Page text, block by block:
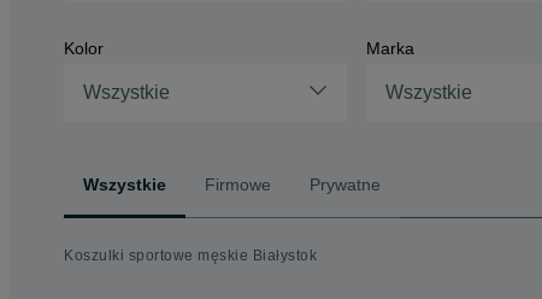
Kolor
Wszystkie
Marka
Wszystkie
Wszystkie Firmowe Prywatne
Koszulki sportowe męskie Białystok